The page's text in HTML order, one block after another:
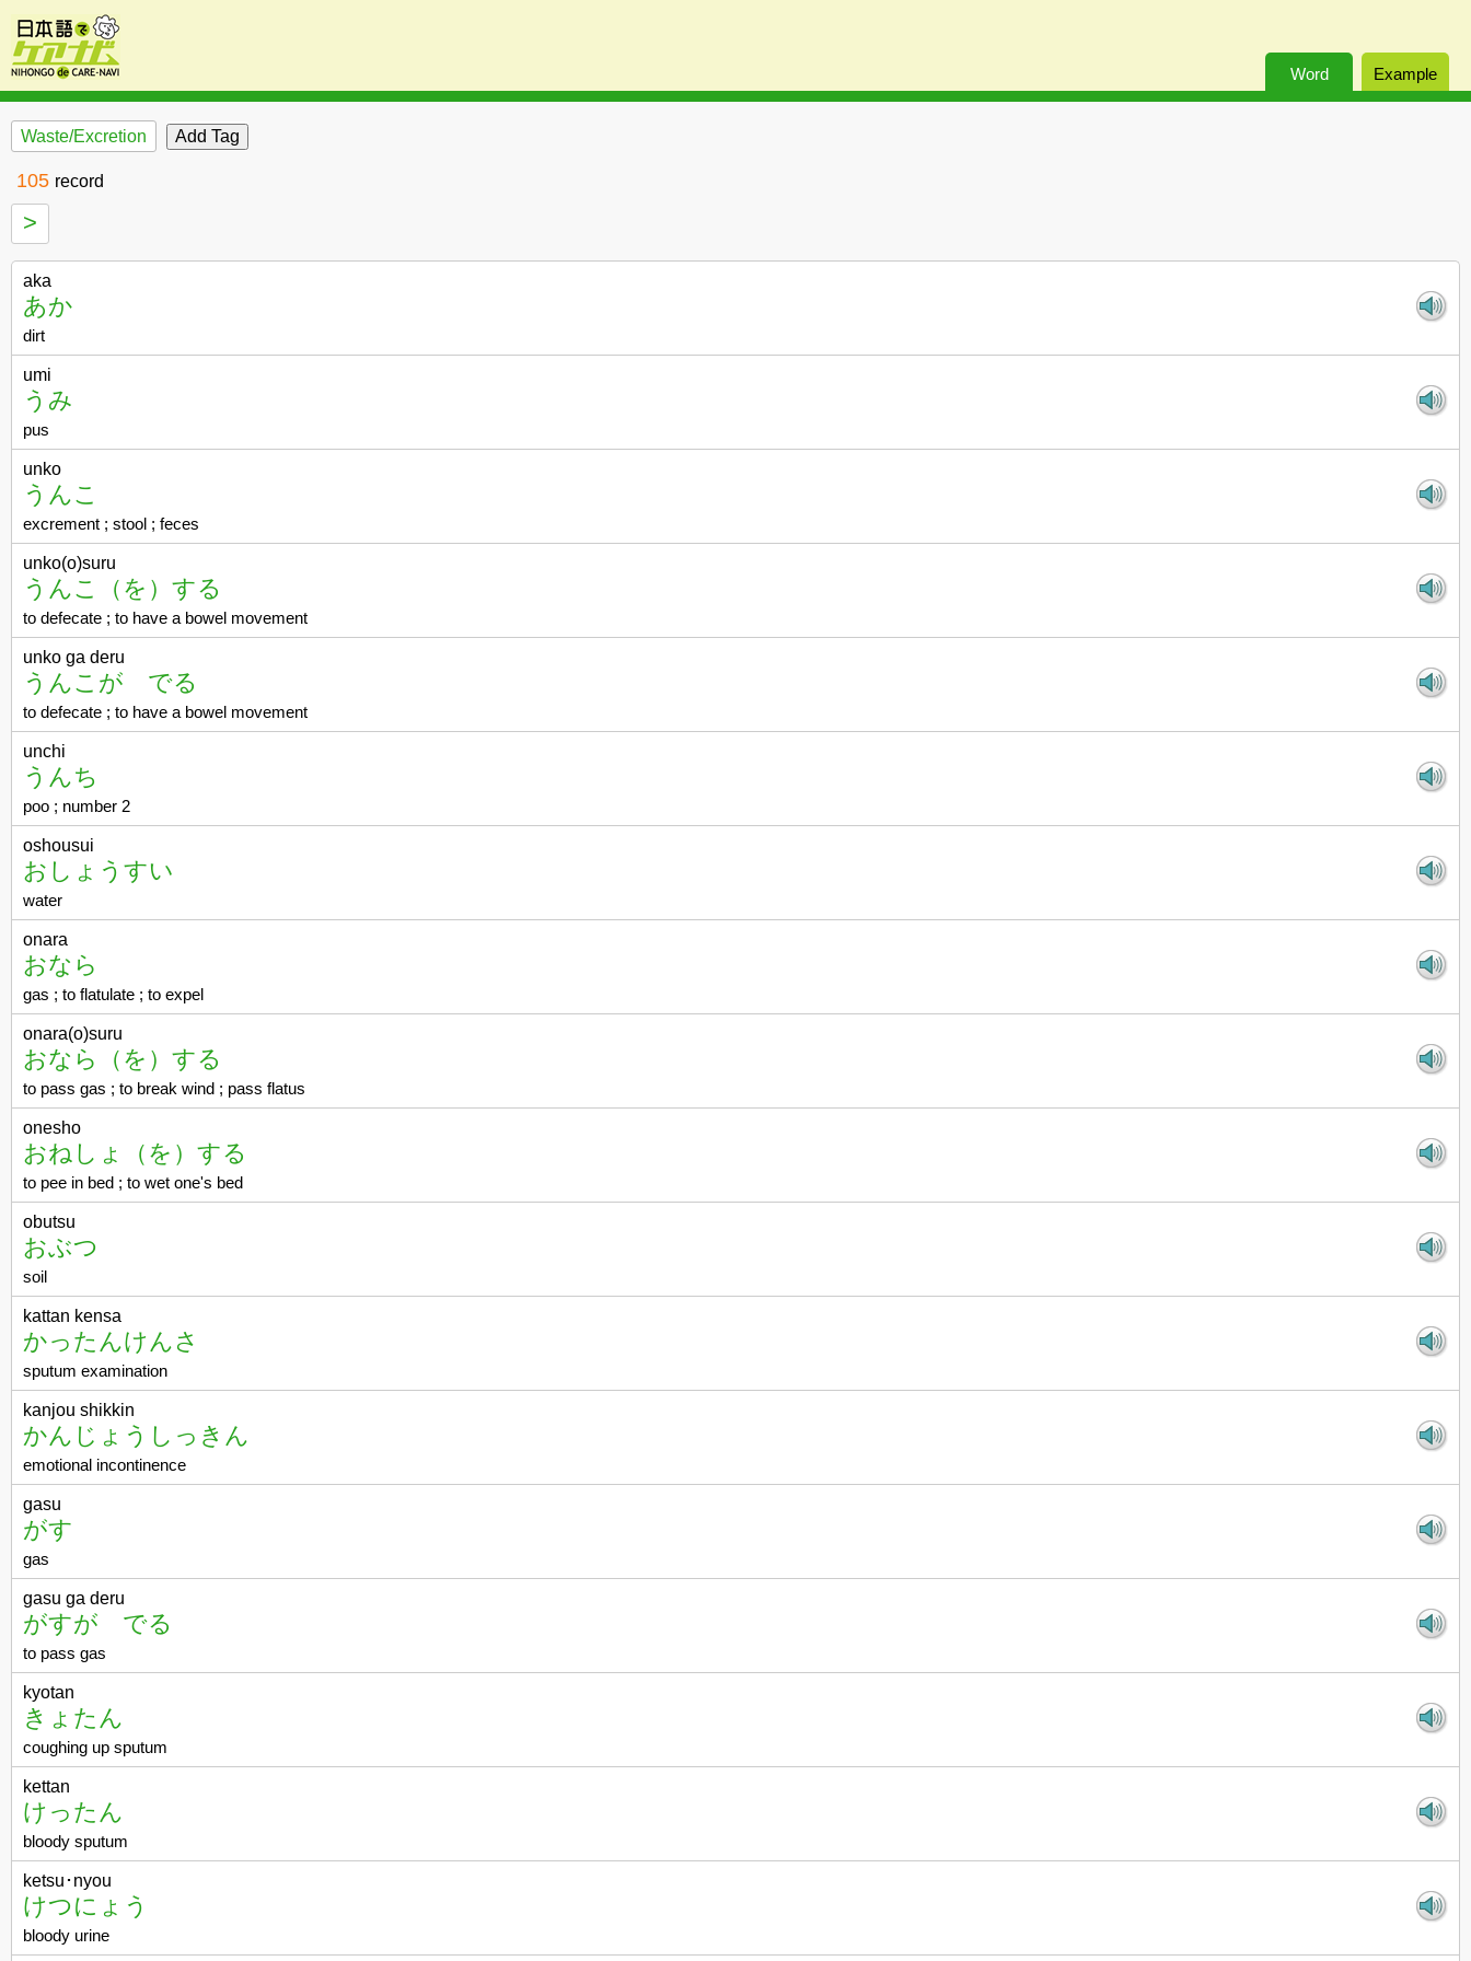
Word Example
Waste/Excretion
105 record
>
aka
あか
dirt
umi
うみ
pus
unko
うんこ
excrement ; stool ; feces
unko(o)suru
うんこ（を）する
to defecate ; to have a bowel movement
unko ga deru
うんこが でる
to defecate ; to have a bowel movement
unchi
うんち
poo ; number 2
oshousui
おしょうすい
water
onara
おなら
gas ; to flatulate ; to expel
onara(o)suru
おなら（を）する
to pass gas ; to break wind ; pass flatus
onesho
おねしょ（を）する
to pee in bed ; to wet one's bed
obutsu
おぶつ
soil
kattan kensa
かったんけんさ
sputum examination
kanjou shikkin
かんじょうしっきん
emotional incontinence
gasu
がす
gas
gasu ga deru
がすが でる
to pass gas
kyotan
きょたん
coughing up sputum
kettan
けったん
bloody sputum
ketsu･nyou
けつにょう
bloody urine